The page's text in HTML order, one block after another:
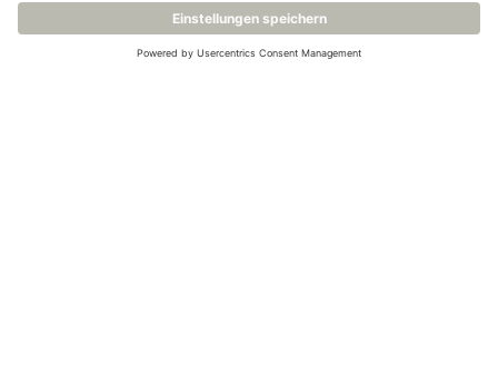
GERÄTEAUSWAHL